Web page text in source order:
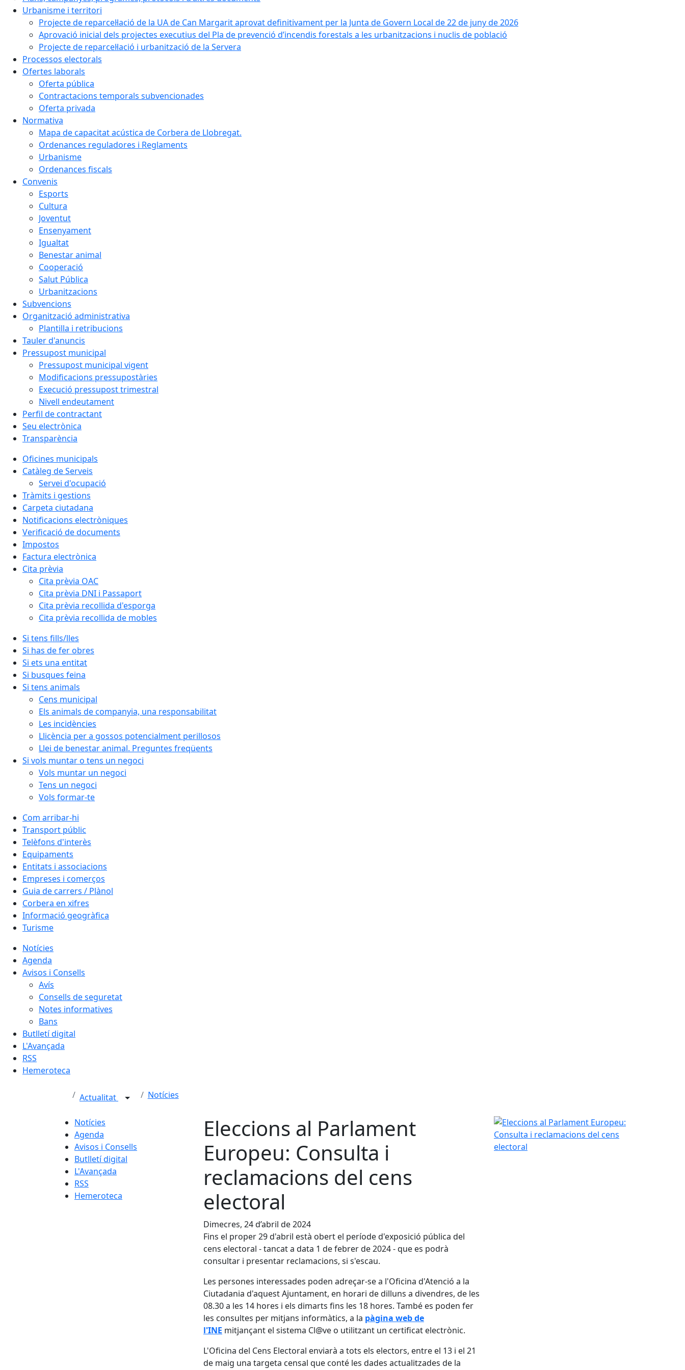
Urbanisme i territori
Projecte de reparcel·lació de la UA de Can Margarit aprovat definitivament per la Junta de Govern Local de 22 de juny de 2026
Aprovació inicial dels projectes executius del Pla de prevenció d’incendis forestals a les urbanitzacions i nuclis de població
Projecte de reparcel·lació i urbanització de la Servera
Processos electorals
Ofertes laborals
Oferta pública
Contractacions temporals subvencionades
Oferta privada
Normativa
Mapa de capacitat acústica de Corbera de Llobregat.
Ordenances reguladores i Reglaments
Urbanisme
Ordenances fiscals
Convenis
Esports
Cultura
Joventut
Ensenyament
Igualtat
Benestar animal
Cooperació
Salut Pública
Urbanitzacions
Subvencions
Organització administrativa
Plantilla i retribucions
Tauler d'anuncis
Pressupost municipal
Pressupost municipal vigent
Modificacions pressupostàries
Execució pressupost trimestral
Nivell endeutament
Perfil de contractant
Seu electrònica
Transparència
Oficines municipals
Catàleg de Serveis
Servei d'ocupació
Tràmits i gestions
Carpeta ciutadana
Notificacions electròniques
Verificació de documents
Impostos
Factura electrònica
Cita prèvia
Cita prèvia OAC
Cita prèvia DNI i Passaport
Cita prèvia recollida d'esporga
Cita prèvia recollida de mobles
Si tens fills/lles
Si has de fer obres
Si ets una entitat
Si busques feina
Si tens animals
Cens municipal
Els animals de companyia, una responsabilitat
Les incidències
Llicència per a gossos potencialment perillosos
Llei de benestar animal. Preguntes freqüents
Si vols muntar o tens un negoci
Vols muntar un negoci
Tens un negoci
Vols formar-te
Com arribar-hi
Transport públic
Telèfons d'interès
Equipaments
Entitats i associacions
Empreses i comerços
Guia de carrers / Plànol
Corbera en xifres
Informació geogràfica
Turisme
Notícies
Agenda
Avisos i Consells
Avís
Consells de seguretat
Notes informatives
Bans
Butlletí digital
L'Avançada
RSS
Hemeroteca
Actualitat Notícies
Notícies
Agenda
Avisos i Consells
Butlletí digital
L'Avançada
RSS
Hemeroteca
Eleccions al Parlament
Europeu: Consulta i
reclamacions del cens
electoral
Dimecres, 24 d’abril de 2024
Fins el proper 29 d'abril està obert el període d'exposició pública del
cens electoral - tancat a data 1 de febrer de 2024 - que es podrà
consultar i presentar reclamacions, si s'escau.
Les persones interessades poden adreçar-se a l'Oficina d'Atenció a la
Ciutadania d'aquest Ajuntament, en horari de dilluns a divendres, de les
08.30 a les 14 hores i els dimarts fins les 18 hores. També es poden fer
les consultes per mitjans informàtics, a la pàgina web de
l'INE mitjançant el sistema Cl@ve o utilitzant un certificat electrònic.
L'Oficina del Cens Electoral enviarà a tots els electors, entre el 13 i el 21
de maig una targeta censal que conté les dades actualitzades de la
Eleccions al Parlament Europeu: Consulta i